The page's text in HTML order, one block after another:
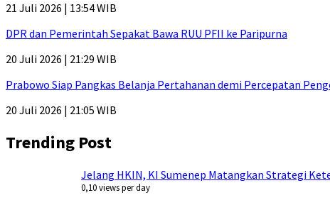
21 Juli 2026 | 13:54 WIB
DPR dan Pemerintah Sepakat Bawa RUU PFII ke Paripurna
20 Juli 2026 | 21:29 WIB
Prabowo Siap Pangkas Belanja Pertahanan demi Percepatan
20 Juli 2026 | 21:05 WIB
Trending Post
Jelang HKIN, KI Sumenep Matangkan Strategi
0,10 views per day